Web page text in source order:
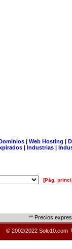
| Web Hosting |
| Industrias |
[Pág.
** Precios
© 2002/2022 Solo10.com